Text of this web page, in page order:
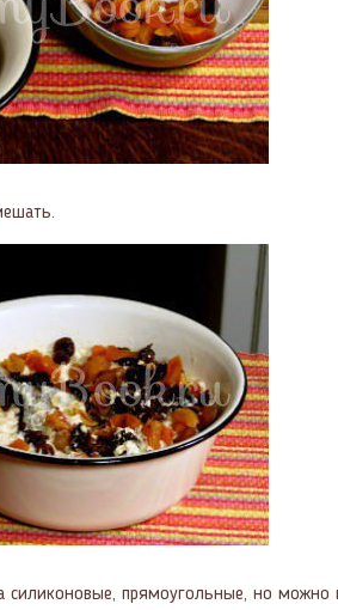
прямоугольные, но